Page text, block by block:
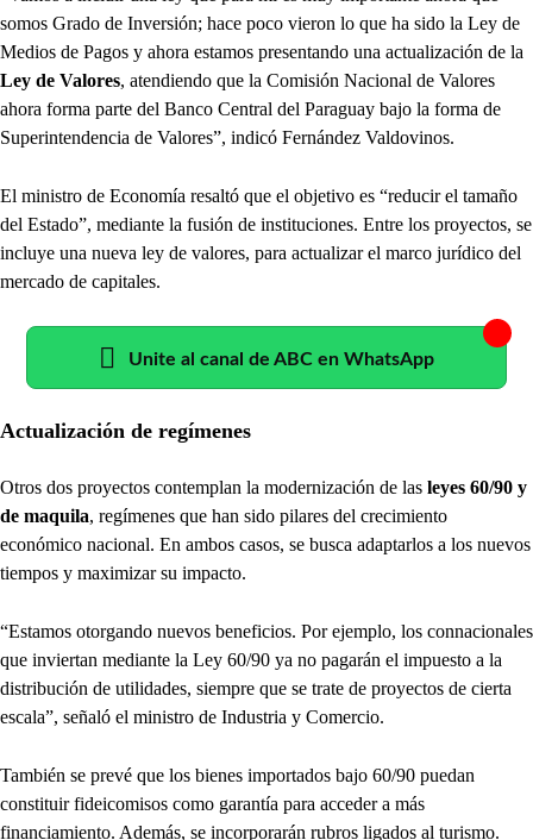
somos Grado de Inversión; hace poco vieron lo que ha sido la Ley de
Medios de Pagos y ahora estamos presentando una actualización de la
Ley de Valores, atendiendo que la Comisión Nacional de Valores
ahora forma parte del Banco Central del Paraguay bajo la forma de
Superintendencia de Valores”, indicó Fernández Valdovinos.
El ministro de Economía resaltó que el objetivo es “reducir el tamaño
del Estado”, mediante la fusión de instituciones. Entre los proyectos, se
incluye una nueva ley de valores, para actualizar el marco jurídico del
mercado de capitales.
Unite al canal de ABC en WhatsApp
Actualización de regímenes
Otros dos proyectos contemplan la modernización de las leyes 60/90 y
de maquila, regímenes que han sido pilares del crecimiento
económico nacional. En ambos casos, se busca adaptarlos a los nuevos
tiempos y maximizar su impacto.
“Estamos otorgando nuevos beneficios. Por ejemplo, los connacionales
que inviertan mediante la Ley 60/90 ya no pagarán el impuesto a la
distribución de utilidades, siempre que se trate de proyectos de cierta
escala”, señaló el ministro de Industria y Comercio.
También se prevé que los bienes importados bajo 60/90 puedan
constituir fideicomisos como garantía para acceder a más
financiamiento. Además, se incorporarán rubros ligados al turismo.